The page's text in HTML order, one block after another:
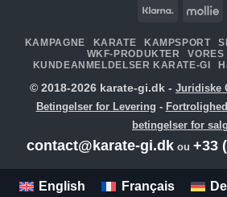
Klarna
KAMPAGNE KARATE KAMPSPORT
WKF-PRODUKTER
VORES
KUNDEANMELDELSER KARATE-GI
© 2018-2026 karate-gi.dk - Juridiske
Betingelser for Levering -
betingelser for salg
contact@karate-gi.dkou +33
English Français